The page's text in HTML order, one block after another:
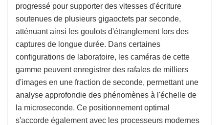
progressé pour supporter des vitesses d'écriture
soutenues de plusieurs gigaoctets par seconde,
atténuant ainsi les goulots d'étranglement lors des
captures de longue durée. Dans certaines
configurations de laboratoire, les caméras de cette
gamme peuvent enregistrer des rafales de milliers
d'images en une fraction de seconde, permettant une
analyse approfondie des phénomènes à l'échelle de
la microseconde. Ce positionnement optimal
s'accorde également avec les processeurs modernes